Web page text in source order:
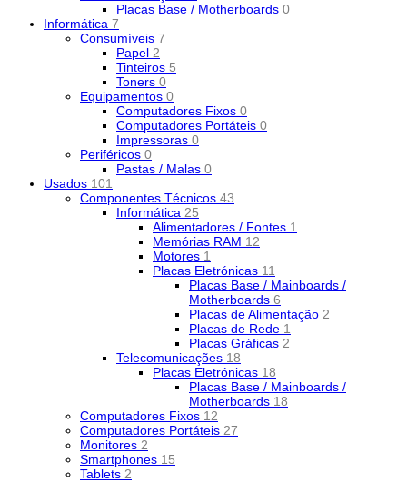
Placas Base / Motherboards 0
Informática 7
Consumíveis 7
Papel 2
Tinteiros 5
Toners 0
Equipamentos 0
Computadores Fixos 0
Computadores Portáteis 0
Impressoras 0
Periféricos 0
Pastas / Malas 0
Usados 101
Componentes Técnicos 43
Informática 25
Alimentadores / Fontes 1
Memórias RAM 12
Motores 1
Placas Eletrónicas 11
Placas Base / Mainboards /
Motherboards 6
Placas de Alimentação 2
Placas de Rede 1
Placas Gráficas 2
Telecomunicações 18
Placas Eletrónicas 18
Placas Base / Mainboards /
Motherboards 18
Computadores Fixos 12
Computadores Portáteis 27
Monitores 2
Smartphones 15
Tablets 2